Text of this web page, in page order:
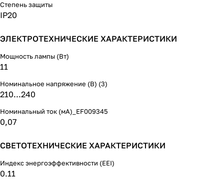
Степень защиты
IP20
ЭЛЕКТРОТЕХНИЧЕСКИЕ ХАРАКТЕРИСТИКИ
Мощность лампы (Вт)
11
Номинальное напряжение (В) (3)
210...240
Номинальный ток (мА)_EF009345
0,07
СВЕТОТЕХНИЧЕСКИЕ ХАРАКТЕРИСТИКИ
Индекс энергоэффективности (EEI)
0.11